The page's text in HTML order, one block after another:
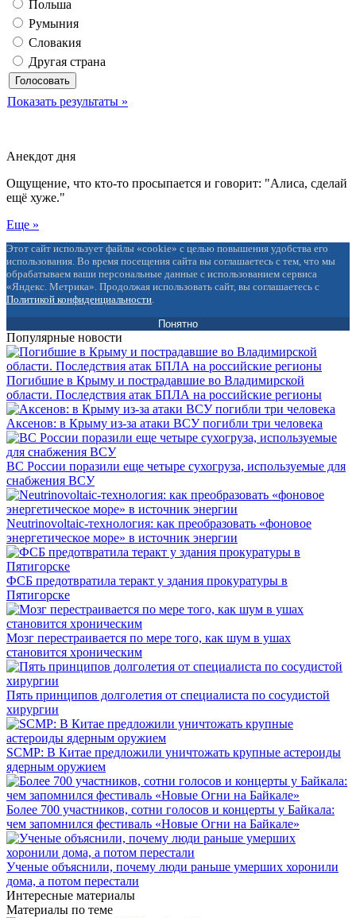
Польша
Румыния
Словакия
Другая страна
Показать результаты »
Анекдот дня
Ощущение, что кто-то просыпается и говорит: "Алиса, сделай
ещё хуже."
Еще »
Этот сайт использует файлы «cookie» с целью повышения удобства его
использования. Во время посещения сайта вы соглашаетесь с тем, что мы
обрабатываем ваши персональные данные с использованием сервиса
«Яндекс. Метрика». Продолжая использовать сайт, вы соглашаетесь с
Политикой конфиденциальности.
Понятно
Популярные новости
Погибшие в Крыму и пострадавшие во Владимирской
области. Последствия атак БПЛА на российские регионы
Аксенов: в Крыму из-за атаки ВСУ погибли три человека
ВС России поразили еще четыре сухогруза, используемые для
снабжения ВСУ
Neutrinovoltaic‑технология: как преобразовать «фоновое
энергетическое море» в источник энергии
ФСБ предотвратила теракт у здания прокуратуры в
Пятигорске
Мозг перестраивается по мере того, как шум в ушах
становится хроническим
Пять принципов долголетия от специалиста по сосудистой
хирургии
SCMP: В Китае предложили уничтожать крупные астероиды
ядерным оружием
Более 700 участников, сотни голосов и концерты у Байкала:
чем запомнился фестиваль «Новые Огни на Байкале»
Ученые объяснили, почему люди раньше умерших хоронили
дома, а потом перестали
Интересные материалы
Материалы по теме